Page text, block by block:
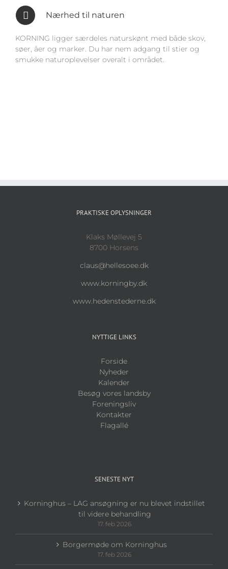
Nærhed til naturen
KORNING ligger særdeles naturskønt med både skov,
søer, åer og marker. Du har nem adgang til stier og
smukke naturoplevelser overalt i området.
PRAKTISKE OPLYSNINGER
Klaks Møllevej 5
8700 Horsens
claus@hellesoee.dk
www.korningby.dk
www.hedenstederne.dk
NYTTIGE LINKS
Forside
Nyheder
Kalender
Besøg vores landsby
Foreningsliv
Kontakter
Flagallé
SENESTE NYT
Korninghus – LAG ansøgning er nu blevet indstillet
til videre behandling
17. feb 2026
Borgermøde om Korninghus
17. feb 2026